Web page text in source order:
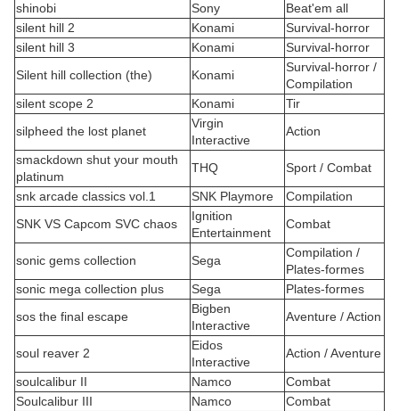
shinobi
Sony
Beat'em all
silent hill 2
Konami
Survival-horror
silent hill 3
Konami
Survival-horror
Silent hill collection (the)
Konami
Survival-horror /
Compilation
silent scope 2
Konami
Tir
silpheed the lost planet
Virgin
Interactive
Action
smackdown shut your mouth
platinum
THQ
Sport / Combat
snk arcade classics vol.1
SNK Playmore
Compilation
SNK VS Capcom SVC chaos
Ignition
Entertainment
Combat
sonic gems collection Sega
Compilation /
Plates-formes
sonic mega collection plus
Sega
Plates-formes
sos the final escape
Bigben
Interactive
Aventure / Action
soul reaver 2
Eidos
Interactive
Action / Aventure
soulcalibur II
Namco
Combat
Soulcalibur III
Namco
Combat